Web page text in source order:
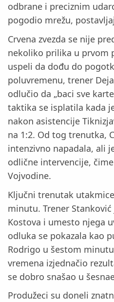
odbrane i preciznim
pogodio mrežu,
Crvena zvezda se nije
nekoliko prilika u prvom
uspeli da dođu do
poluvremenu, trener
odlučio da „baci sve
taktika se isplatila kada
nakon asistencije
na 1:2. Od tog trenutka,
intenzivno napadala, ali
odlične intervencije,
Vojvodine.
Ključni trenutak
minutu. Trener Stanković
Kostova i umesto njega
odluka se pokazala kao
Rodrigo u šestom
vremena izjednačio
se dobro snašao u
Produžeci su doneli